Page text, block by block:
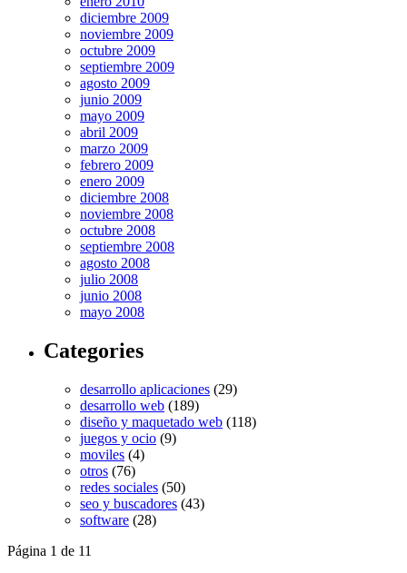
diciembre 2009
noviembre 2009
octubre 2009
septiembre 2009
agosto 2009
junio 2009
mayo 2009
abril 2009
marzo 2009
febrero 2009
enero 2009
diciembre 2008
noviembre 2008
octubre 2008
septiembre 2008
agosto 2008
julio 2008
junio 2008
mayo 2008
Categories
desarrollo aplicaciones (29)
desarrollo web (189)
diseño y maquetado web (118)
juegos y ocio (9)
moviles (4)
otros (76)
redes sociales (50)
seo y buscadores (43)
software (28)
Página 1 de 11